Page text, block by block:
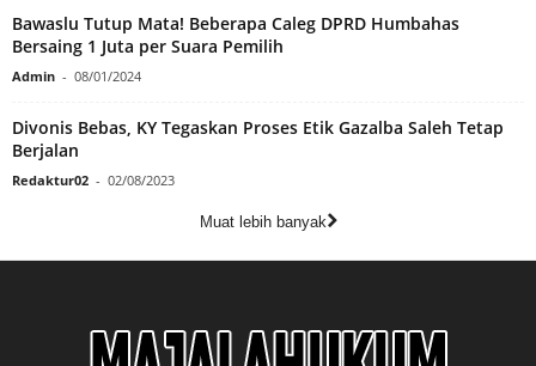
Bawaslu Tutup Mata! Beberapa Caleg DPRD Humbahas
Bersaing 1 Juta per Suara Pemilih
Admin - 08/01/2024
Divonis Bebas, KY Tegaskan Proses Etik Gazalba Saleh Tetap
Berjalan
Redaktur02 - 02/08/2023
Muat lebih banyak